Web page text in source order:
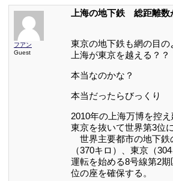
フアン
Guest
上海の地下鉄 総距離数
東京の地下鉄も網の目
上海が東京を越える？？
本当なのかな？
本当だったらびっくり
2010年の上海万博を控
東京を抜いて世界第3位
世界主要都市の地下鉄
（370キロ）、東京（
運転を始める8号線第2
位の座を確保する。